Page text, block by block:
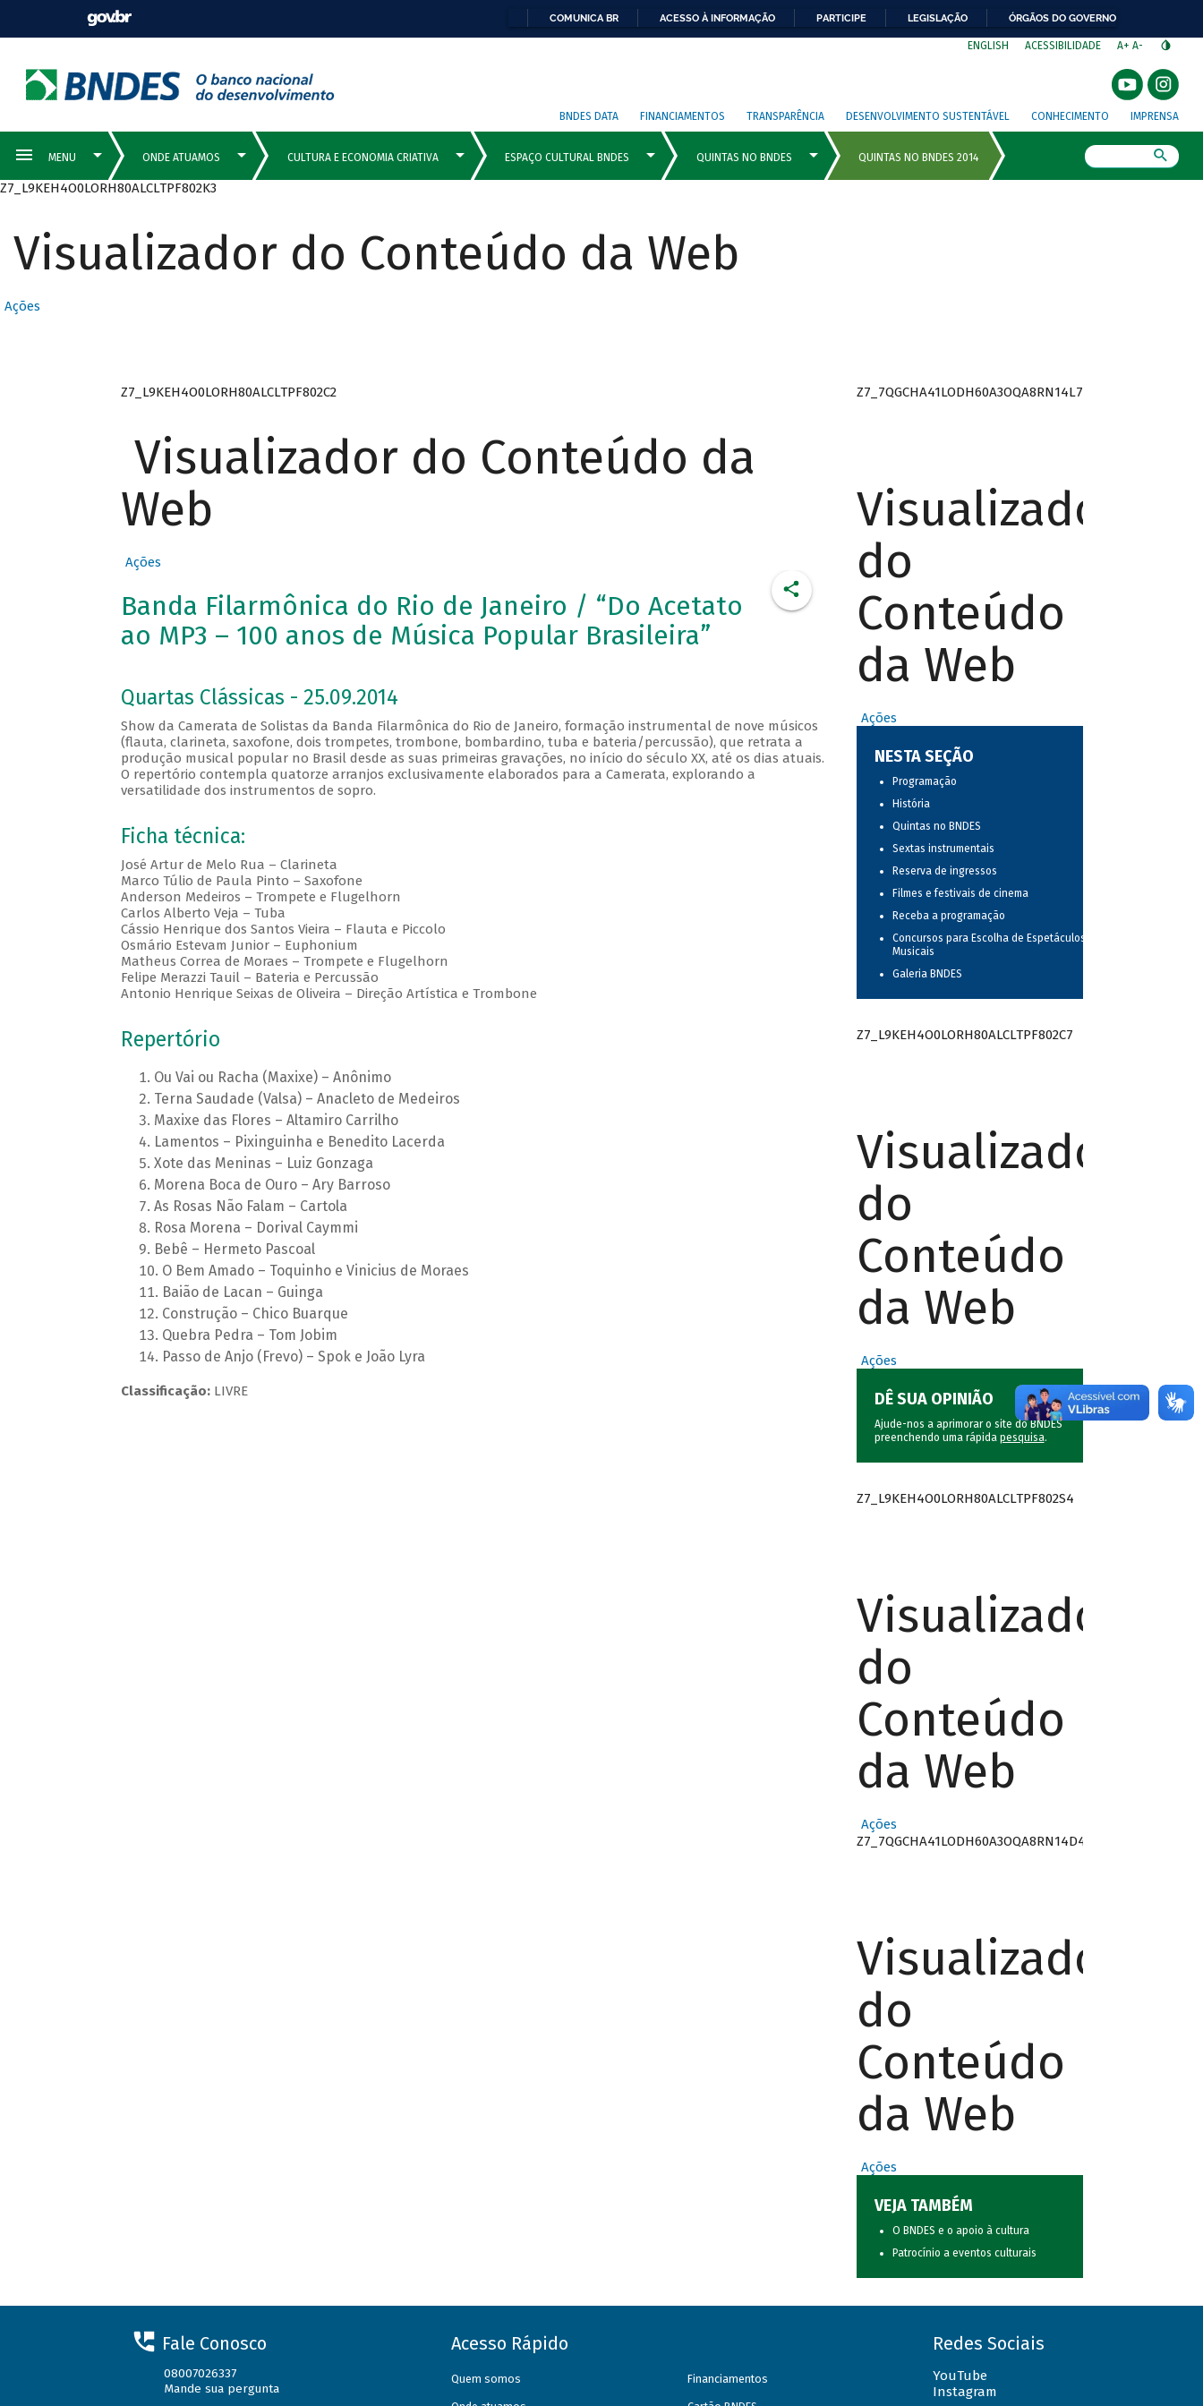
COMUNICA BR ACESSO À INFORMAÇÃO PARTICIPE LEGISLAÇÃO ÓRGÃOS DO GOVERNO
ENGLISH ACESSIBILIDADE A+ A-
BNDES DATA FINANCIAMENTOS TRANSPARÊNCIA DESENVOLVIMENTO SUSTENTÁVEL CONHECIMENTO IMPRENSA
Z7_L9KEH4O0LORH80ALCLTPF802K3
Visualizador do Conteúdo da Web
Ações
Z7_L9KEH4O0LORH80ALCLTPF802C2
Visualizador do Conteúdo da
Web
Ações
Banda Filarmônica do Rio de Janeiro / “Do Acetato
ao MP3 – 100 anos de Música Popular Brasileira”
Quartas Clássicas - 25.09.2014
Show da Camerata de Solistas da Banda Filarmônica do Rio de Janeiro, formação instrumental de nove músicos
(flauta, clarineta, saxofone, dois trompetes, trombone, bombardino, tuba e bateria/percussão), que retrata a
produção musical popular no Brasil desde as suas primeiras gravações, no início do século XX, até os dias atuais.
O repertório contempla quatorze arranjos exclusivamente elaborados para a Camerata, explorando a
versatilidade dos instrumentos de sopro.
Ficha técnica:
José Artur de Melo Rua – Clarineta
Marco Túlio de Paula Pinto – Saxofone
Anderson Medeiros – Trompete e Flugelhorn
Carlos Alberto Veja – Tuba
Cássio Henrique dos Santos Vieira – Flauta e Piccolo
Osmário Estevam Junior – Euphonium
Matheus Correa de Moraes – Trompete e Flugelhorn
Felipe Merazzi Tauil – Bateria e Percussão
Antonio Henrique Seixas de Oliveira – Direção Artística e Trombone
Repertório
Ou Vai ou Racha (Maxixe) – Anônimo
Terna Saudade (Valsa) – Anacleto de Medeiros
Maxixe das Flores – Altamiro Carrilho
Lamentos – Pixinguinha e Benedito Lacerda
Xote das Meninas – Luiz Gonzaga
Morena Boca de Ouro – Ary Barroso
As Rosas Não Falam – Cartola
Rosa Morena – Dorival Caymmi
Bebê – Hermeto Pascoal
O Bem Amado – Toquinho e Vinicius de Moraes
Baião de Lacan – Guinga
Construção – Chico Buarque
Quebra Pedra – Tom Jobim
Passo de Anjo (Frevo) – Spok e João Lyra
Classificação:LIVRE
Z7_7QGCHA41LODH60A3OQA8RN14L7
Visualizador
do
Conteúdo
da Web
Ações
NESTA SEÇÃO
Programação
História
Quintas no BNDES
Sextas instrumentais
Reserva de ingressos
Filmes e festivais de cinema
Receba a programação
Concursos para Escolha de Espetáculos
Musicais
Galeria BNDES
Z7_L9KEH4O0LORH80ALCLTPF802C7
Visualizador
do
Conteúdo
da Web
Ações
DÊ SUA OPINIÃO
Ajude-nos a aprimorar o site do BNDES
preenchendo uma rápida pesquisa.
Z7_L9KEH4O0LORH80ALCLTPF802S4
Visualizador
do
Conteúdo
da Web
Ações
Z7_7QGCHA41LODH60A3OQA8RN14D4
Visualizador
do
Conteúdo
da Web
Ações
VEJA TAMBÉM
O BNDES e o apoio à cultura
Patrocínio a eventos culturais
Fale Conosco
08007026337
Mande sua pergunta
Acesso Rápido
Quem somos Financiamentos
Redes Sociais
YouTube
Instagram